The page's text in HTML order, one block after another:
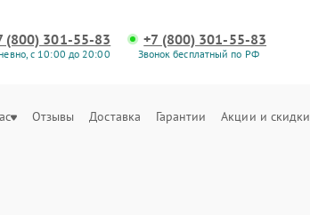
(800) 301-55-83
с 10:00 до 20:00
+7 (800) 301-55-83
Звонок бесплатный по РФ
Отзывы Доставка Гарантии Акции и скидки